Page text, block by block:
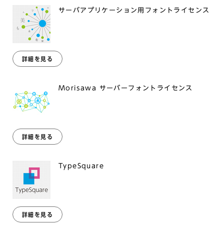
サーバアプリケーション用フォントライセンス
詳細を見る
Morisawa サーバーフォントライセンス
詳細を見る
TypeSquare
詳細を見る